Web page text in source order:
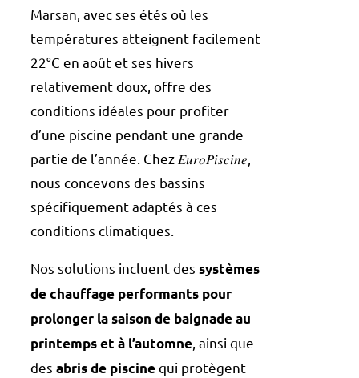
Marsan, avec ses étés où les
températures atteignent facilement
22°C en août et ses hivers
relativement doux, offre des
conditions idéales pour profiter
d’une piscine pendant une grande
partie de l’année. Chez 𝐸𝑢𝑟𝑜𝑃𝑖𝑠𝑐𝑖𝑛𝑒,
nous concevons des bassins
spécifiquement adaptés à ces
conditions climatiques.
Nos solutions incluent des systèmes
de chauffage performants pour
prolonger la saison de baignade au
printemps et à l’automne , ainsi que
des abris de piscinequi protègent